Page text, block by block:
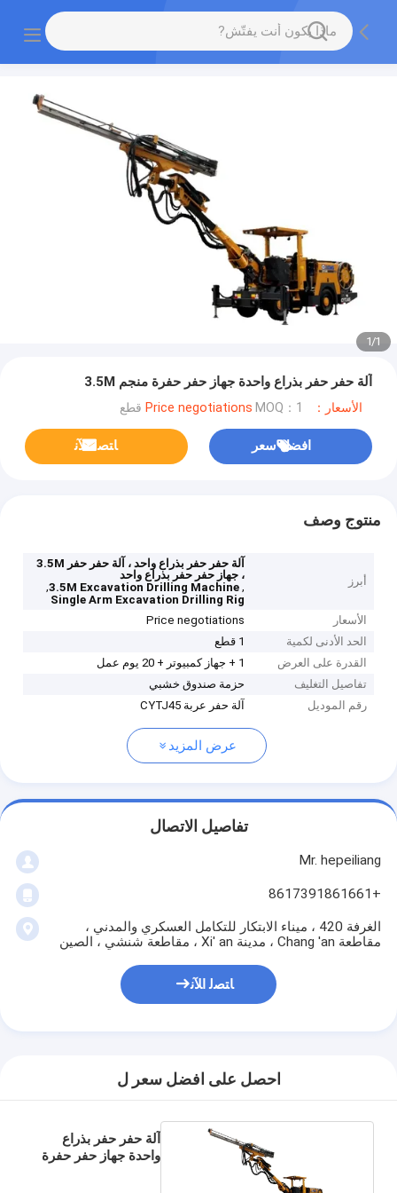
1
/
1
آلة حفر حفر بذراع واحدة جهاز حفر حفرة منجم 3.5M
الأسعار：Price negotiations MOQ：1 قطع
افضل سعر ﺎﺘﺼﻟ ﺍﻶﻧ
منتوج وصف
أبرز
آلة حفر حفر بذراع واحد ، آلة حفر حفر 3.5M
، جهاز حفر حفر بذراع واحد
,
3.5M Excavation Drilling Machine
,
Single Arm Excavation Drilling Rig
الأسعار
Price negotiations
الحد الأدنى لكمية
1 قطع
القدرة على العرض
1 + جهاز كمبيوتر + 20 يوم عمل
تفاصيل التغليف
حزمة صندوق خشبي
رقم الموديل
آلة حفر عربة CYTJ45
عرض المزيد
تفاصيل الاتصال
Mr. hepeiliang
+8617391861661
الغرفة 420 ، ميناء الابتكار للتكامل العسكري والمدني ،
مقاطعة Chang 'an ، مدينة Xi' an ، مقاطعة شنشي ، الصين
ﺎﺘﺼﻟ ﺍﻶﻧ
احصل على افضل سعر ل
آلة حفر حفر بذراع
واحدة جهاز حفر حفرة